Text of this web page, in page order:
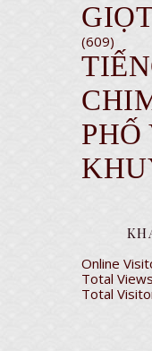
(609)
Online
Total
Total